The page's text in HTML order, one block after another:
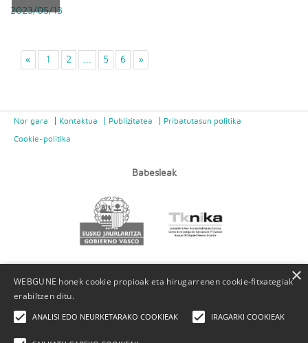
2023/05/13
« 1 2 5 6 »
Nor gara Kontaktua Publizitatea Pribatutasun politika
Cookie-politika
Babesleak
WEBGUNE honek cookie propioak eta hirugarrenen cookie-fitxategiak
erabiltzen ditu.
ANALISI EDO NEURKETARAKO COOKIEAK IRAGARKI COOKIEAK
×